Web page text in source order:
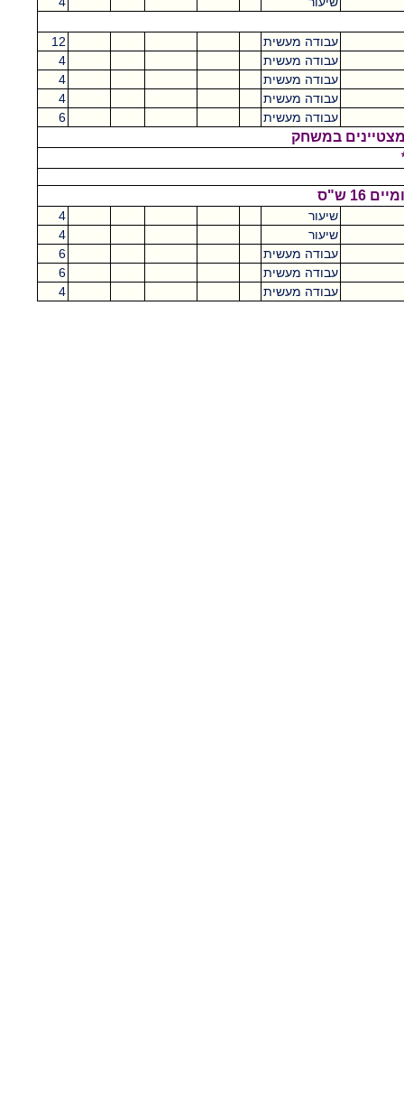
עבודה מעשית
12
עבודה מעשית
4
עבודה מעשית
4
עבודה מעשית
4
עבודה מעשית
6
במשחק
שיעור
4
שיעור
4
עבודה מעשית
6
עבודה מעשית
6
עבודה מעשית
4